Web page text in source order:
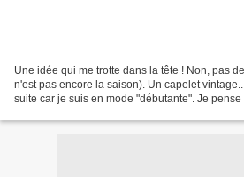
Une idée qui me trotte dans la tête ! Non, pas
n'est pas encore la saison). Un capelet
suite car je suis en mode "débutante". Je pense